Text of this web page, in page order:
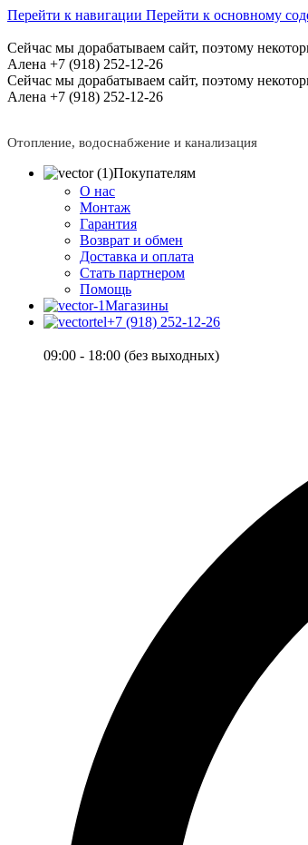
Перейти к навигации Перейти к основному
Сейчас мы дорабатываем сайт, поэтому
Алена +7 (918) 252-12-26
Сейчас мы дорабатываем сайт, поэтому
Алена +7 (918) 252-12-26
Отопление, водоснабжение и канализация
Покупателям
О нас
Монтаж
Гарантия
Возврат и обмен
Доставка и оплата
Стать партнером
Помощь
Магазины
+7 (918) 252-12-26
09:00 - 18:00 (без выходных)